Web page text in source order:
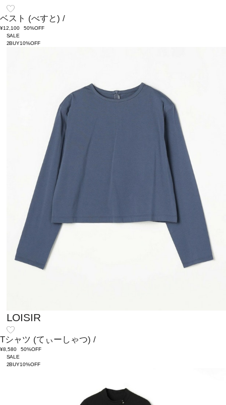
ベスト (べすと) /
¥12,100
50%OFF
SALE
2BUY10%OFF
LOISIR
Tシャツ (てぃーしゃつ) /
¥8,580
50%OFF
SALE
2BUY10%OFF